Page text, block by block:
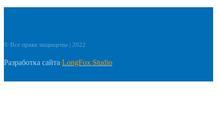
© Все права защищены | 2022
Разработка сайта LongFox Studio